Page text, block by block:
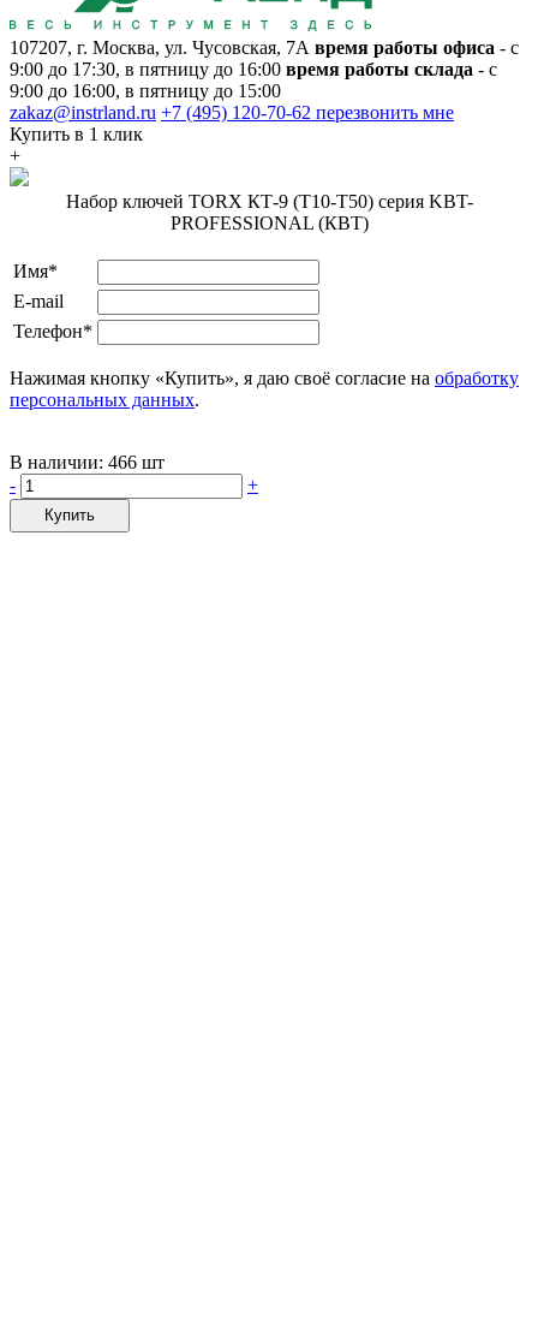
107207, г. Москва, ул. Чусовская, 7А время работы офиса - с
9:00 до 17:30, в пятницу до 16:00 время работы склада - с
9:00 до 16:00, в пятницу до 15:00
zakaz@instrland.ru +7 (495) 120-70-62 перезвонить мне
Купить в 1 клик
+
Набор ключей TORX КТ-9 (Т10-Т50) серия KBT-
PROFESSIONAL (КВТ)
Имя*
E-mail
Телефон*
Нажимая кнопку «Купить», я даю своё согласие на обработку
персональных данных.
В наличии: 466 шт
-
+
Купить